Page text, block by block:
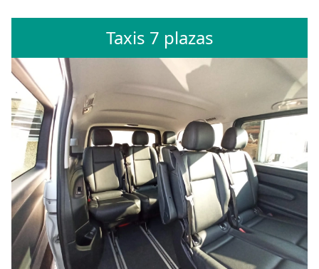
Taxis 7 plazas